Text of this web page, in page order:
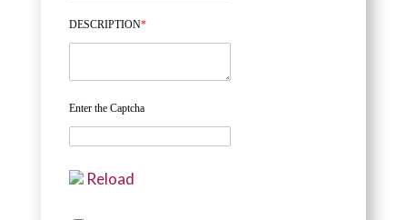
DESCRIPTION*
Enter the Captcha
Reload